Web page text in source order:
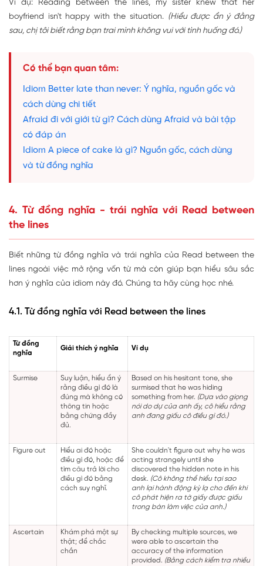
Ví dụ: Reading between the lines, my sister knew that her
boyfriend isn't happy with the situation. (Hiểu được ẩn ý đằng
sau, chị tôi biết rằng bạn trai mình không vui với tình huống đó.)
Có thể bạn quan tâm:
Idiom Better late than never: Ý nghĩa, nguồn gốc và
cách dùng chi tiết
Afraid đi với giới từ gì? Cách dùng Afraid và bài tập
có đáp án
Idiom A piece of cake là gì? Nguồn gốc, cách dùng
và từ đồng nghĩa
4. Từ đồng nghĩa - trái nghĩa với Read between
the lines
Biết những từ đồng nghĩa và trái nghĩa của Read between the
lines ngoài việc mở rộng vốn từ mà còn giúp bạn hiểu sâu sắc
hơn ý nghĩa của idiom này đó. Chúng ta hãy cùng học nhé.
4.1. Từ đồng nghĩa với Read between the lines
Từ đồng
nghĩa
Giải thích ý nghĩa Ví dụ
Surmise
Suy luận, hiểu ẩn ý
rằng điều gì đó là
đúng mà không có
thông tin hoặc
bằng chứng đầy
đủ.
Based on his hesitant tone, she
surmised that he was hiding
something from her. (Dựa vào giọng
nói do dự của anh ấy, cô hiểu rằng
anh đang giấu cô điều gì đó.)
Figure out
Hiểu ai đó hoặc
điều gì đó, hoặc để
tìm câu trả lời cho
điều gì đó bằng
cách suy nghĩ.
She couldn't figure out why he was
acting strangely until she
discovered the hidden note in his
desk. (Cô không thể hiểu tại sao
anh lại hành động kỳ lạ cho đến khi
cô phát hiện ra tờ giấy được giấu
trong bàn làm việc của anh.)
Ascertain
Khám phá một sự
thật; để chắc
chắn
By checking multiple sources, we
were able to ascertain the
accuracy of the information
provided. (Bằng cách kiểm tra nhiều